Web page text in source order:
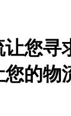
您寻
的物